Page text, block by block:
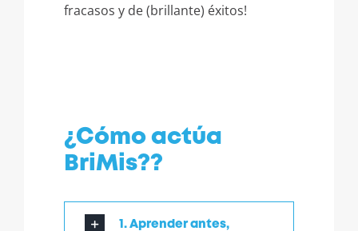
fracasos y de (brillante) éxitos!
¿Cómo actúa
BriMis??
1. Aprender antes,